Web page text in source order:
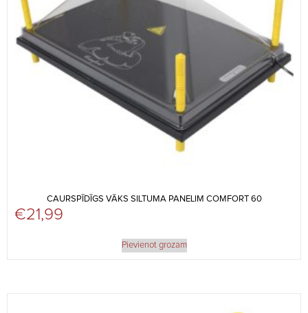
CAURSPĪDĪGS VĀKS SILTUMA PANELIM COMFORT 60
€21,99
Pievienot grozam